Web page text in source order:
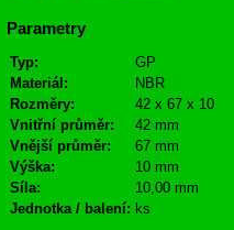
Parametry
Typ:
GP
Materiál:
NBR
Rozměry:
42 x 67 x 10
Vnitřní průměr:
42 mm
Vnější průměr:
67 mm
Výška:
10 mm
Síla:
10,00 mm
Jednotka / balení: ks